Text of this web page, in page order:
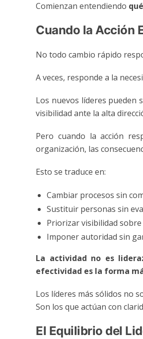
Comienzan entendiendo
Cuando la Acción
No todo cambio rápido
A veces, responde a la
Los nuevos líderes pueden
visibilidad ante la alta
Pero cuando la acción
organización, las
Esto se traduce en:
Cambiar procesos sin
Sustituir personas sin
Priorizar visibilidad
Imponer autoridad sin
La actividad no es
efectividad es la forma
Los líderes más sólidos no
Son los que actúan con
El Equilibrio del